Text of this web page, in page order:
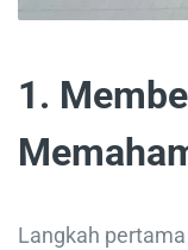
1.
Langkah